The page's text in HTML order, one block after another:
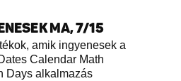
MA, 7/15
amik ingyenesek a
Calendar Math
Days alkalmazás